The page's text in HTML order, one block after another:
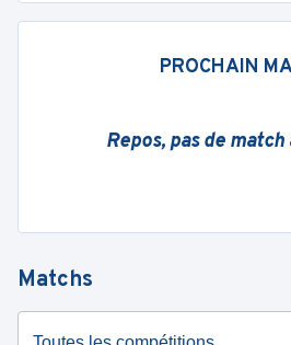
PROCHAIN
Repos, pas de
Matchs